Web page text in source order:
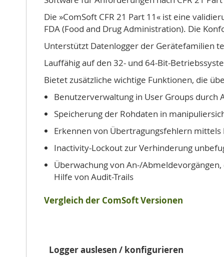
Die »ComSoft CFR 21 Part 11« ist eine
FDA (Food and Drug Administration). Die
Unterstützt Datenlogger der Gerätefamilien
Lauffähig auf den 32- und 64-Bit-
Bietet zusätzliche wichtige Funktionen, die
Benutzerverwaltung in User Groups durch
Speicherung der Rohdaten in
Erkennen von Übertragungsfehlern
Inactivity-Lockout zur Verhinderung
Überwachung von An-/
Hilfe von Audit-Trails
Vergleich der ComSoft Versionen
Logger auslesen / konfigurieren